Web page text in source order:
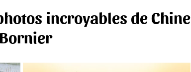
incroyables de Chine